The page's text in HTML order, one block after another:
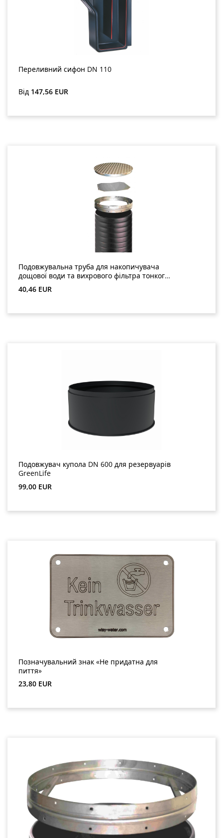
Переливний сифон DN 110
Звичайна ціна:
Від 147,56 EUR
Подовжувальна труба для накопичувача
дощової води та вихрового фільтра тонкого
очищення WFF 300
Звичайна ціна:
40,46 EUR
Подовжувач купола DN 600 для резервуарів
GreenLife
Звичайна ціна:
99,00 EUR
Позначувальний знак «Не придатна для
пиття»
Звичайна ціна:
23,80 EUR